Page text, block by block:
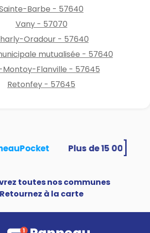
Barbe - 57640
Vany - 57070
Oradour - 57640
mutualisée - 57640
Montoy-Flanville - 57645
Retonfey - 57645
toutes nos communes
Retournez à la carte